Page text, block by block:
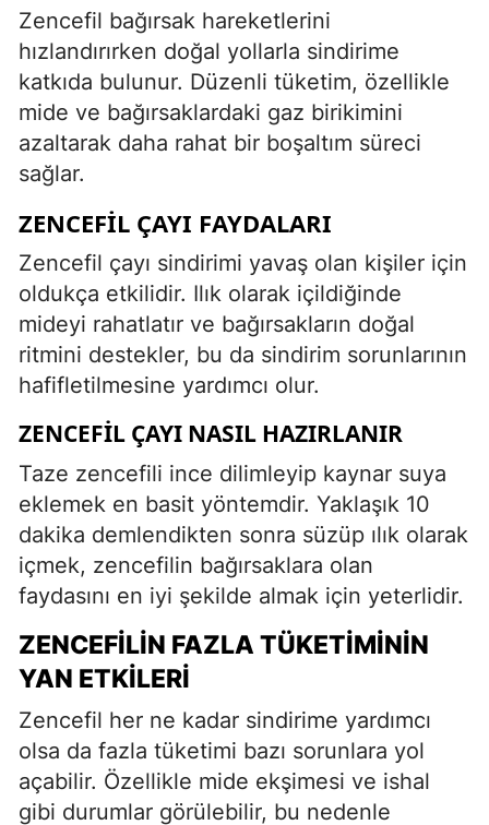
Zencefil bağırsak hareketlerini
hızlandırırken doğal yollarla sindirime
katkıda bulunur. Düzenli tüketim, özellikle
mide ve bağırsaklardaki gaz birikimini
azaltarak daha rahat bir boşaltım süreci
sağlar.
ZENCEFIL ÇAYI FAYDALARI
Zencefil çayı sindirimi yavaş olan kişiler için
oldukça etkilidir. Ilık olarak içildiğinde
mideyi rahatlatır ve bağırsakların doğal
ritmini destekler, bu da sindirim sorunlarının
hafifletilmesine yardımcı olur.
ZENCEFIL ÇAYI NASIL HAZIRLANIR
Taze zencefili ince dilimleyip kaynar suya
eklemek en basit yöntemdir. Yaklaşık 10
dakika demlendikten sonra süzüp ılık olarak
içmek, zencefilin bağırsaklara olan
faydasını en iyi şekilde almak için yeterlidir.
ZENCEFILIN FAZLA TÜKETIMININ
YAN ETKILERI
Zencefil her ne kadar sindirime yardımcı
olsa da fazla tüketimi bazı sorunlara yol
açabilir. Özellikle mide ekşimesi ve ishal
gibi durumlar görülebilir, bu nedenle